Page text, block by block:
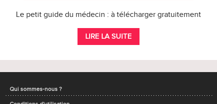
Le petit guide du médecin : à télécharger gratuitement
LIRE LA SUITE
Qui sommes-nous ?